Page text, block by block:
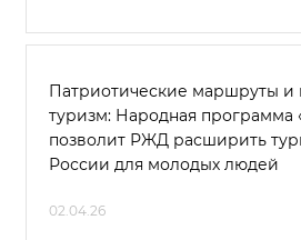
Патриотические маршруты
туризм: Народная программа
позволит РЖД расширить
России для молодых людей
02.04.26